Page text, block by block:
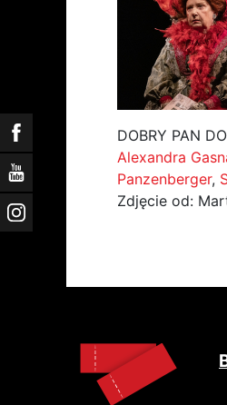
Facebook
YouTube
Instagram
DOBRY PAN
Alexandra
Panzenberger,
Zdjęcie od: